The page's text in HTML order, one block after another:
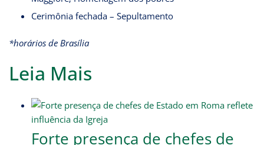
Cerimônia fechada – Sepultamento
*horários de Brasília
Leia Mais
Forte presença de chefes de